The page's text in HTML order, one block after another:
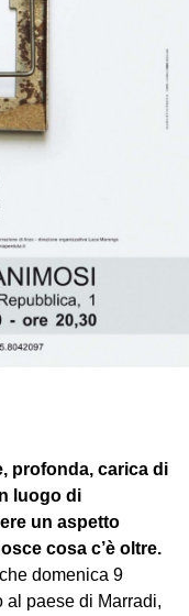
profonda, carica di
luogo di
un aspetto
cosa c’è oltre.
domenica 9
al paese di Marradi,